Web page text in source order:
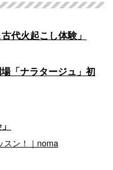
代火起こし体験」
「ナラタージュ」初
スン！｜noma